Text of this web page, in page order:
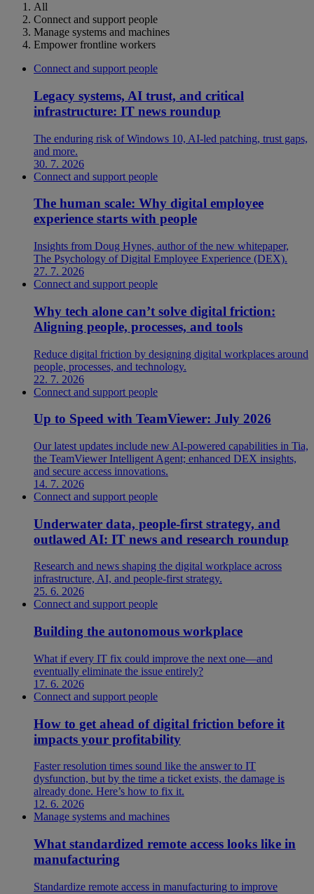
All
Connect and support people
Manage systems and machines
Empower frontline workers
Connect and support people
Legacy systems, AI trust, and critical
infrastructure: IT news roundup
The enduring risk of Windows 10, AI-led patching, trust gaps,
and more.
30. 7. 2026
Connect and support people
The human scale: Why digital employee
experience starts with people
Insights from Doug Hynes, author of the new whitepaper,
The Psychology of Digital Employee Experience (DEX).
27. 7. 2026
Connect and support people
Why tech alone can’t solve digital friction:
Aligning people, processes, and tools
Reduce digital friction by designing digital workplaces around
people, processes, and technology.
22. 7. 2026
Connect and support people
Up to Speed with TeamViewer: July 2026
Our latest updates include new AI-powered capabilities in Tia,
the TeamViewer Intelligent Agent; enhanced DEX insights,
and secure access innovations.
14. 7. 2026
Connect and support people
Underwater data, people-first strategy, and
outlawed AI: IT news and research roundup
Research and news shaping the digital workplace across
infrastructure, AI, and people-first strategy.
25. 6. 2026
Connect and support people
Building the autonomous workplace
What if every IT fix could improve the next one—and
eventually eliminate the issue entirely?
17. 6. 2026
Connect and support people
How to get ahead of digital friction before it
impacts your profitability
Faster resolution times sound like the answer to IT
dysfunction, but by the time a ticket exists, the damage is
already done. Here’s how to fix it.
12. 6. 2026
Manage systems and machines
What standardized remote access looks like in
manufacturing
Standardize remote access in manufacturing to improve